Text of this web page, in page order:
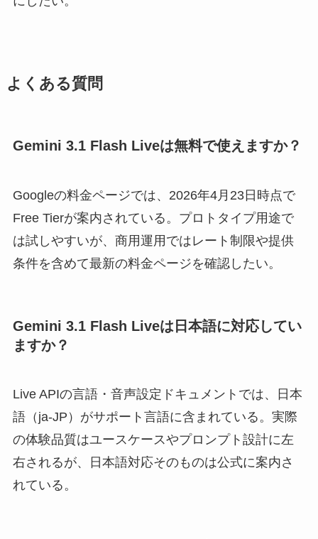
よくある質問
Gemini 3.1 Flash Liveは無料で使えますか？
Googleの料金ページでは、2026年4月23日時点で
Free Tierが案内されている。プロトタイプ用途で
は試しやすいが、商用運用ではレート制限や提供
条件を含めて最新の料金ページを確認したい。
Gemini 3.1 Flash Liveは日本語に対応してい
ますか？
Live APIの言語・音声設定ドキュメントでは、日本
語（ja-JP）がサポート言語に含まれている。実際
の体験品質はユースケースやプロンプト設計に左
右されるが、日本語対応そのものは公式に案内さ
れている。